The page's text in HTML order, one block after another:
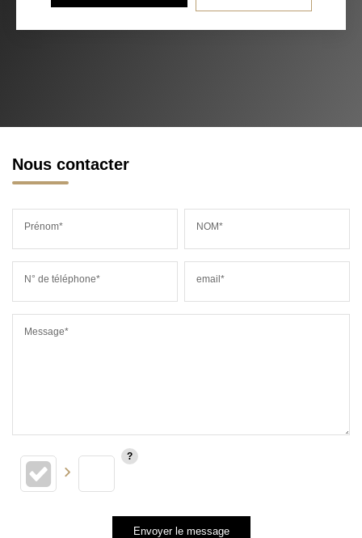
Nous contacter
Prénom* NOM*
N° de téléphone* email*
Message*
Envoyer le message